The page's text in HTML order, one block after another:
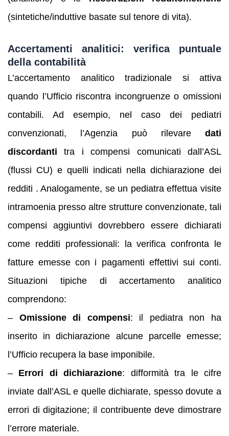
(sintetiche/induttive basate sul tenore di vita).
Accertamenti analitici: verifica puntuale
della contabilità
L’accertamento analitico tradizionale si attiva
quando l’Ufficio riscontra incongruenze o omissioni
contabili. Ad esempio, nel caso dei pediatri
convenzionati, l’Agenzia può rilevare dati
discordanti tra i compensi comunicati dall’ASL
(flussi CU) e quelli indicati nella dichiarazione dei
redditi . Analogamente, se un pediatra effettua visite
intramoenia presso altre strutture convenzionate, tali
compensi aggiuntivi dovrebbero essere dichiarati
come redditi professionali: la verifica confronta le
fatture emesse con i pagamenti effettivi sui conti.
Situazioni tipiche di accertamento analitico
comprendono:
– Omissione di compensi: il pediatra non ha
inserito in dichiarazione alcune parcelle emesse;
l’Ufficio recupera la base imponibile.
– Errori di dichiarazione: difformità tra le cifre
inviate dall’ASL e quelle dichiarate, spesso dovute a
errori di digitazione; il contribuente deve dimostrare
l’errore materiale.